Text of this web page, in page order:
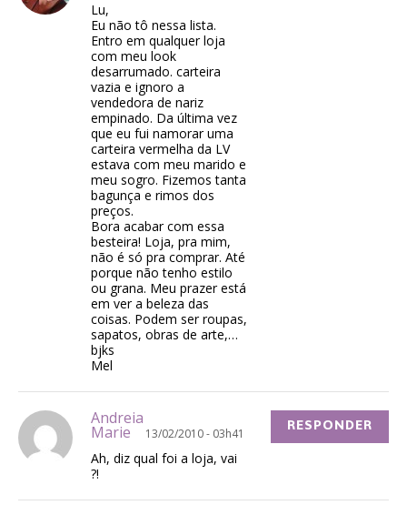
Lu,
Eu não tô nessa lista.
Entro em qualquer loja
com meu look
desarrumado. carteira
vazia e ignoro a
vendedora de nariz
empinado. Da última vez
que eu fui namorar uma
carteira vermelha da LV
estava com meu marido e
meu sogro. Fizemos tanta
bagunça e rimos dos
preços.
Bora acabar com essa
besteira! Loja, pra mim,
não é só pra comprar. Até
porque não tenho estilo
ou grana. Meu prazer está
em ver a beleza das
coisas. Podem ser roupas,
sapatos, obras de arte,…
bjks
Mel
Andreia
Marie 13/02/2010 - 03h41
Ah, diz qual foi a loja, vai
?!
RESPONDER